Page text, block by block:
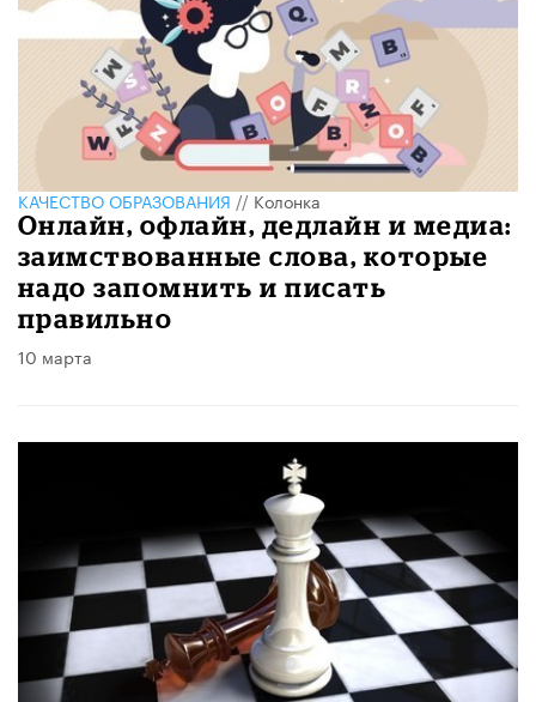
КАЧЕСТВО ОБРАЗОВАНИЯ//Колонка
Онлайн, офлайн, дедлайн и медиа:
заимствованные слова, которые
надо запомнить и писать
правильно
10 марта